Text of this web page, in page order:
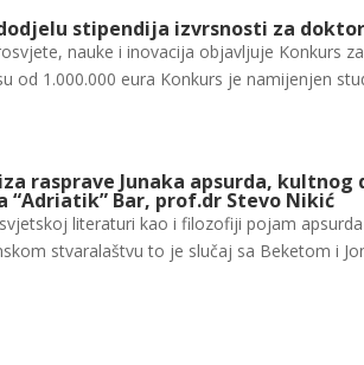
stipendija izvrsnosti za
nauke i inovacija objavljuje Konkurs
od 1.000.000 eura Konkurs je namijenjen
rasprave Junaka apsurda,
“Adriatik” Bar, prof.dr Stevo Nikić
literaturi kao i filozofiji pojam
stvaralaštvu to je slučaj sa Beketom i